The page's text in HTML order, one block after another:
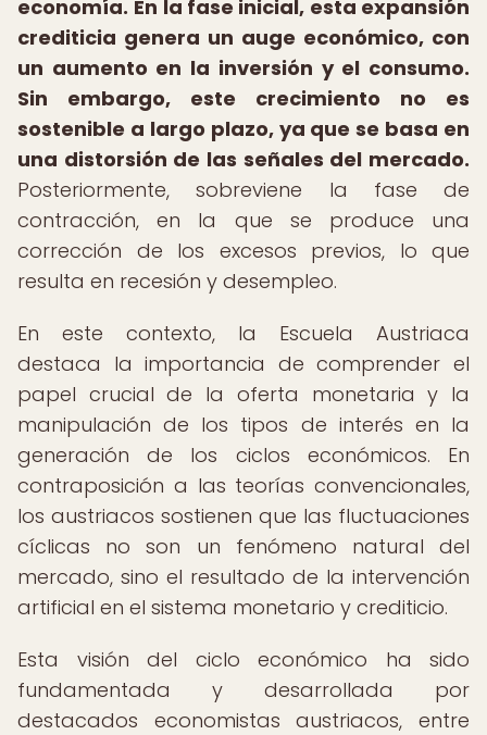
economía. En la fase inicial, esta expansión
crediticia genera un auge económico, con
un aumento en la inversión y el consumo.
Sin embargo, este crecimiento no es
sostenible a largo plazo, ya que se basa en
una distorsión de las señales del mercado.
Posteriormente, sobreviene la fase de
contracción, en la que se produce una
corrección de los excesos previos, lo que
resulta en recesión y desempleo.
En este contexto, la Escuela Austriaca
destaca la importancia de comprender el
papel crucial de la oferta monetaria y la
manipulación de los tipos de interés en la
generación de los ciclos económicos. En
contraposición a las teorías convencionales,
los austriacos sostienen que las fluctuaciones
cíclicas no son un fenómeno natural del
mercado, sino el resultado de la intervención
artificial en el sistema monetario y crediticio.
Esta visión del ciclo económico ha sido
fundamentada y desarrollada por
destacados economistas austriacos, entre